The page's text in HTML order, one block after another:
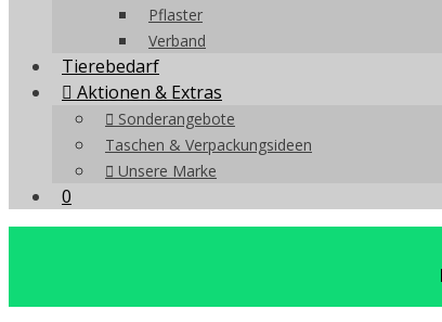
Pflaster
Verband
Tierebedarf
Aktionen & Extras
Sonderangebote
Taschen & Verpackungsideen
Unsere Marke
0